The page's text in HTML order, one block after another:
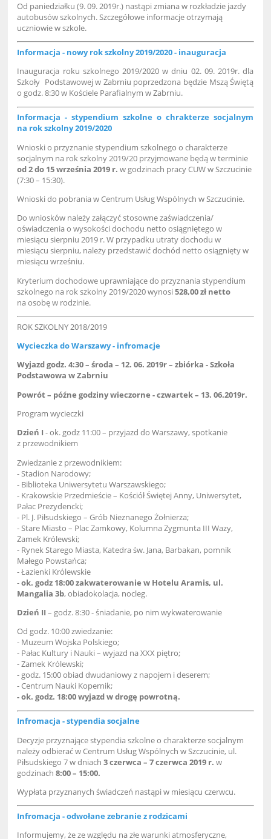
Od paniedziałku (9. 09. 2019r.) nastąpi zmiana w rozkładzie jazdy
autobusów szkolnych. Szczegółowe informacje otrzymają
uczniowie w szkole.
Informacja - nowy rok szkolny 2019/2020 - inauguracja
Inauguracja roku szkolnego 2019/2020 w dniu 02. 09. 2019r. dla
Szkoły Podstawowej w Zabrniu poprzedzona będzie Mszą Świętą
o godz. 8:30 w Kościele Parafialnym w Zabrniu.
Informacja - stypendium szkolne o chrakterze socjalnym
na rok szkolny 2019/2020
Wnioski o przyznanie stypendium szkolnego o charakterze
socjalnym na rok szkolny 2019/20 przyjmowane będą w terminie
od 2 do 15 września 2019 r.w godzinach pracy CUW w Szczucinie
(7:30 – 15:30).
Wnioski do pobrania w Centrum Usług Wspólnych w Szczucinie.
Do wniosków należy załączyć stosowne zaświadczenia/
oświadczenia o wysokości dochodu netto osiągniętego w
miesiącu sierpniu 2019 r. W przypadku utraty dochodu w
miesiącu sierpniu, należy przedstawić dochód netto osiągnięty w
miesiącu wrześniu.
Kryterium dochodowe uprawniające do przyznania stypendium
szkolnego na rok szkolny 2019/2020 wynosi528,00 zł netto
na osobę w rodzinie.
ROK SZKOLNY 2018/2019
Wycieczka do Warszawy - infromacje
Wyjazd godz. 4:30 – środa – 12. 06. 2019r – zbiórka - Szkoła
Podstawowa w Zabrniu
Powrót – późne godziny wieczorne - czwartek – 13. 06.2019r.
Program wycieczki
Dzień I - ok. godz 11:00 – przyjazd do Warszawy, spotkanie
z przewodnikiem
Zwiedzanie z przewodnikiem:
- Stadion Narodowy;
- Biblioteka Uniwersytetu Warszawskiego;
- Krakowskie Przedmieście – Kościół Świętej Anny, Uniwersytet,
Pałac Prezydencki;
- Pl. J. Piłsudskiego – Grób Nieznanego Żołnierza;
- Stare Miasto – Plac Zamkowy, Kolumna Zygmunta III Wazy,
Zamek Królewski;
- Rynek Starego Miasta, Katedra św. Jana, Barbakan, pomnik
Małego Powstańca;
- Łazienki Królewskie
-ok. godz 18:00 zakwaterowanie w Hotelu Aramis, ul.
Mangalia 3b, obiadokolacja, nocleg.
Dzień II – godz. 8:30 - śniadanie, po nim wykwaterowanie
Od godz. 10:00 zwiedzanie:
- Muzeum Wojska Polskiego;
- Pałac Kultury i Nauki – wyjazd na XXX piętro;
- Zamek Królewski;
- godz. 15:00 obiad dwudaniowy z napojem i deserem;
- Centrum Nauki Kopernik;
- ok. godz. 18:00 wyjazd w drogę powrotną.
Infromacja - stypendia socjalne
Decyzje przyznające stypendia szkolne o charakterze socjalnym
należy odbierać w Centrum Usług Wspólnych w Szczucinie, ul.
Piłsudskiego 7 w dniach3 czerwca – 7 czerwca 2019 r.w
godzinach8:00 – 15:00.
Wypłata przyznanych świadczeń nastąpi w miesiącu czerwcu.
Infromacja - odwołane zebranie z rodzicami
Informujemy, że ze względu na złe warunki atmosferyczne,